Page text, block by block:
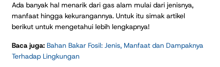
Ada banyak hal menarik dari gas alam mulai dari jenisnya,
manfaat hingga kekurangannya. Untuk itu simak artikel
berikut untuk mengetahui lebih lengkapnya!
Baca juga: Bahan Bakar Fosil: Jenis, Manfaat dan Dampaknya
Terhadap Lingkungan